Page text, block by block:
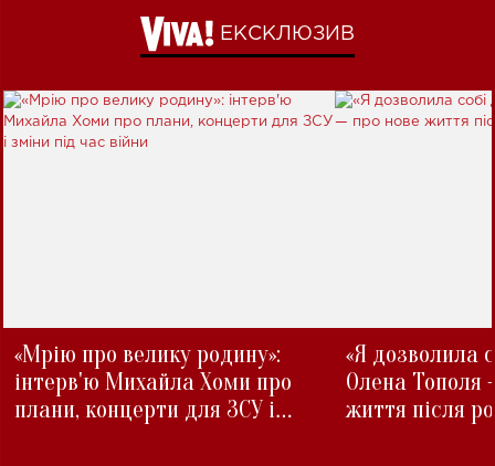
ЕКСКЛЮЗИВ
«Мрію про велику родину»:
інтерв'ю Михайла Хоми про
плани, концерти для ЗСУ і
«Я дозволила
Олена Тополя
життя після